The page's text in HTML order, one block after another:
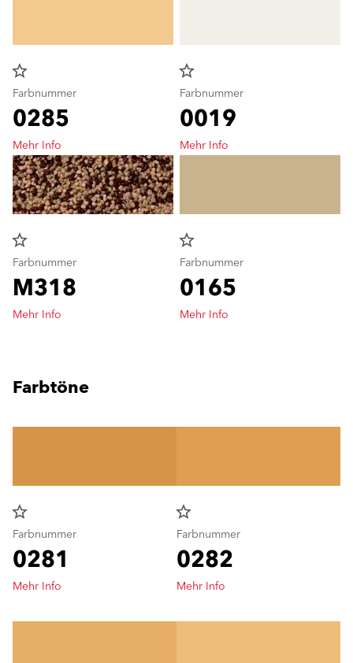
star_border
Farbnummer
0285
Mehr Info
star_border
Farbnummer
M318
Mehr Info
star_border
Farbnummer
0019
Mehr Info
star_border
Farbnummer
0165
Mehr Info
Farbtöne
star_border
Farbnummer
0281
Mehr Info
star_border
Farbnummer
0282
Mehr Info